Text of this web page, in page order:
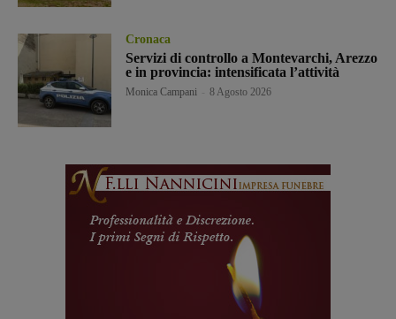
Cronaca
Servizi di controllo a Montevarchi, Arezzo
e in provincia: intensificata l’attività
Monica Campani 8 Agosto 2026